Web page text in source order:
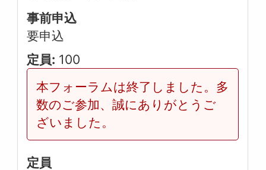
事前申込
要申込
定員: 100
本フォーラムは終了しました。多
数のご参加、誠にありがとうご
ざいました。
定員